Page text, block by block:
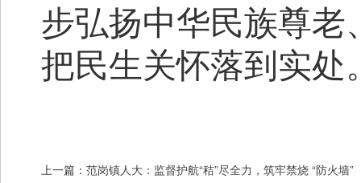
步弘扬中华民族尊老
把民生关怀落到实处
上一篇： 范岗镇人大：监督护航“秸”尽全力，筑牢禁烧 “防火墙”